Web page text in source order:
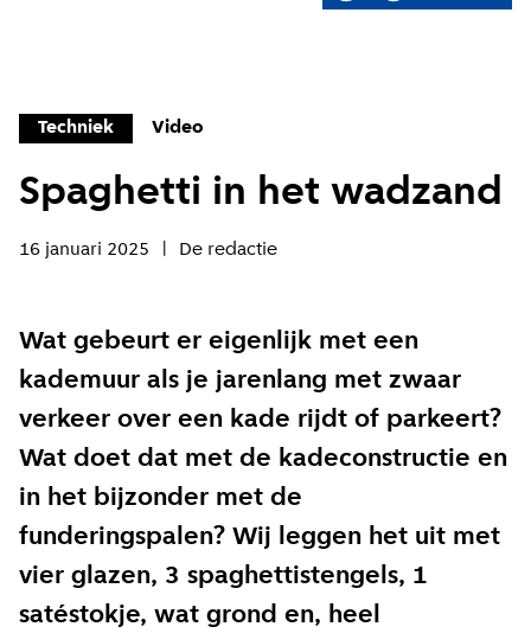
Spaghetti in het wadzand
Techniek Video
16 januari 2025 De redactie
Wat gebeurt er eigenlijk met een
kademuur als je jarenlang met zwaar
verkeer over een kade rijdt of parkeert?
Wat doet dat met de kadeconstructie en
in het bijzonder met de
funderingspalen? Wij leggen het uit met
vier glazen, 3 spaghettistengels, 1
satéstokje, wat grond en, heel